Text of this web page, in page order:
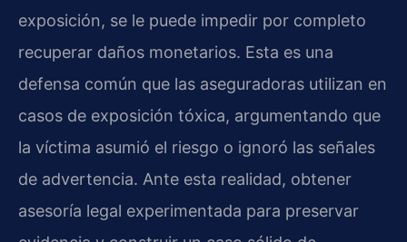
exposición, se le puede impedir por completo
recuperar daños monetarios. Esta es una
defensa común que las aseguradoras utilizan en
casos de exposición tóxica, argumentando que
la víctima asumió el riesgo o ignoró las señales
de advertencia. Ante esta realidad, obtener
asesoría legal experimentada para preservar